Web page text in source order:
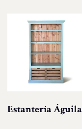
Estantería Águila